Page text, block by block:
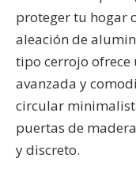
proteger tu hogar
aleación de
tipo cerrojo ofrece
avanzada y
circular
puertas de
y discreto.